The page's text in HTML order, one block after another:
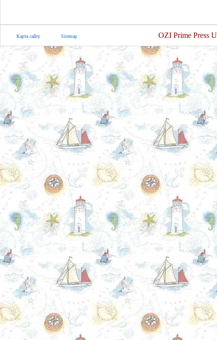
Карта сайту Sitemap OZI Prime Press